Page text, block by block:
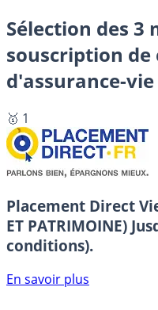
Sélection des 3
souscription
d'assurance-vie
🥇 1
Placement Direct Vie
ET PATRIMOINE)
conditions).
En savoir plus